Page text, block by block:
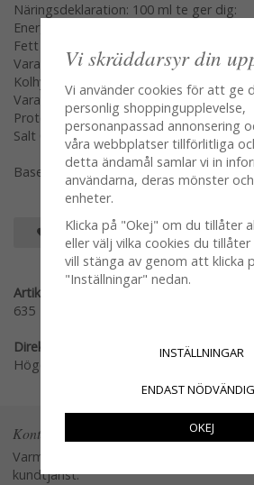
Näringsdeklaration: 100 ml te ger dig:
Energi 17kj 4kcal
Fett 0g
Varav mättat 0g
Kolhydrater 0,5g
Vara sockerarter 0,5g
Protein 0,5g
Salt 0g
Baserat på 1tsk te bryggd i 100gr
SPARA SOM FAVORIT
Artikelnummer:
635
Direktlänk:
Högerklicka och kopiera adressen
Kontakta oss
Varmt välkommen att kontakta vår
kundtjänst.
Vi skräddarsyr din
Vi använder cookies för att ge
personlig shoppingupplevelse,
personanpassad annonsering
våra webbplatser tillförlitliga
detta ändamål samlar vi in
användarna, deras mönster
enheter.
Klicka på "Okej" om du tillåter
eller välj vilka cookies du tillåter
vill stänga av genom att klicka
"Inställningar" nedan.
INSTÄLLNINGAR
ENDAST
OKEJ